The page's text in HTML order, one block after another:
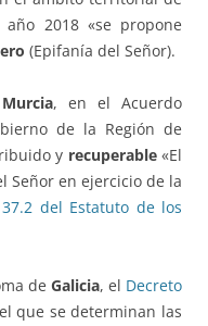
2018 «se propone
(Epifanía del Señor).
Murcia, en el Acuerdo
de la Región de
y recuperable«El
Señor en ejercicio de la
del Estatuto de los
de Galicia, el Decreto
que se determinan las